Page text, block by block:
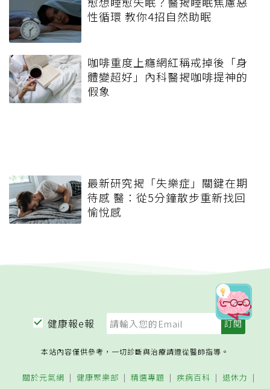
性循環 教你4招自然助眠
咖啡重度上癮網紅稱戒掉後「身
體變超好」內科醫揭咖啡提神的
假象
最新研究揭「失樂症」關鍵在期
待感 醫：從5分鐘散步重新找回
愉悅感
健康報e報
本站內容僅供參考，一切診斷與治療請遵從醫師指導。
關於元氣網 健康聚樂部 精選專題 疾病百科 退休力